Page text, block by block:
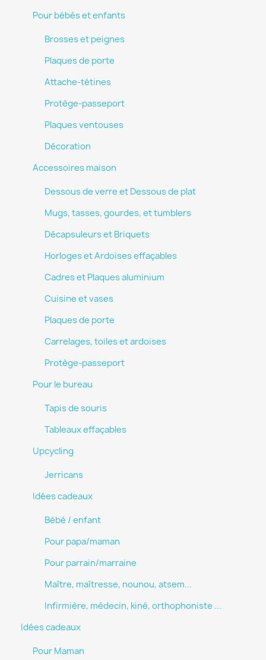
Pour bébés et enfants
Brosses et peignes
Plaques de porte
Attache-tétines
Protège-passeport
Plaques ventouses
Décoration
Accessoires maison
Dessous de verre et Dessous de plat
Mugs, tasses, gourdes, et tumblers
Décapsuleurs et Briquets
Horloges et Ardoises effaçables
Cadres et Plaques aluminium
Cuisine et vases
Plaques de porte
Carrelages, toiles et ardoises
Protège-passeport
Pour le bureau
Tapis de souris
Tableaux effaçables
Upcycling
Jerricans
Idées cadeaux
Bébé / enfant
Pour papa/maman
Pour parrain/marraine
Maître, maîtresse, nounou, atsem...
Infirmière, médecin, kiné, orthophoniste ...
Idées cadeaux
Pour Maman